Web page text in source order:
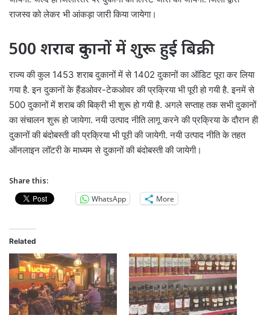
राजस्व को लेकर भी आंकड़ा जारी किया जायेगा।
500 शराब दुकानों में शुरू हुई बिक्री
राज्य की कुल 1453 शराब दुकानों में से 1402 दुकानों का ऑडिट पूरा कर लिया
गया है. इन दुकानों के हैंडओवर-टेकओवर की प्रक्रिया भी पूरी हो गयी है. इनमें से
500 दुकानों में शराब की बिक्री भी शुरू हो गयी है. अगले सप्ताह तक सभी दुकानों
का संचालन शुरू हो जायेगा. नयी उत्पाद नीति लागू करने की प्रक्रिया के दौरान ही
दुकानों की बंदोबस्ती की प्रक्रिया भी पूरी की जायेगी. नयी उत्पाद नीति के तहत
ऑनलाइन लॉटरी के माध्यम से दुकानों की बंदोबस्ती की जायेगी।
Share this:
WhatsApp
More
Related